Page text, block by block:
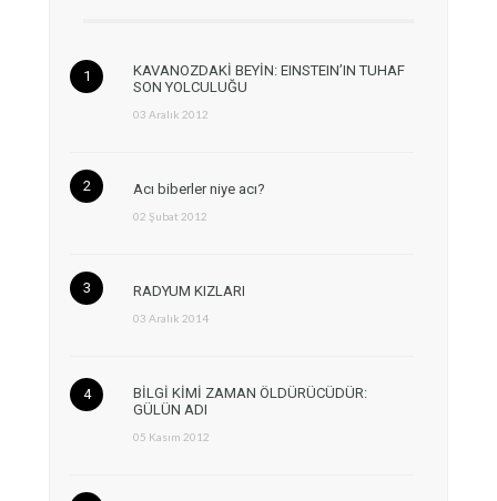
KAVANOZDAKİ BEYİN: EINSTEIN’IN TUHAF
SON YOLCULUĞU
03 Aralık 2012
Acı biberler niye acı?
02 Şubat 2012
RADYUM KIZLARI
03 Aralık 2014
BİLGİ KİMİ ZAMAN ÖLDÜRÜCÜDÜR:
GÜLÜN ADI
05 Kasım 2012